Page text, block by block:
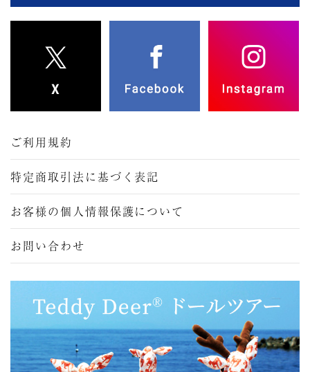
ご利用規約
特定商取引法に基づく表記
お客様の個人情報保護について
お問い合わせ